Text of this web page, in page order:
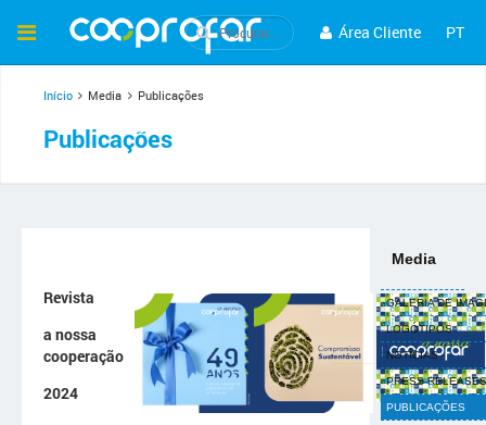
Área Cliente PT
Início Media Publicações
Publicações
Revista
a nossa
cooperação
2024
Media
GALERIA DE
LOGÓTIPOS
NOTÍCIAS
PRESS-
PUBLICAÇÕES